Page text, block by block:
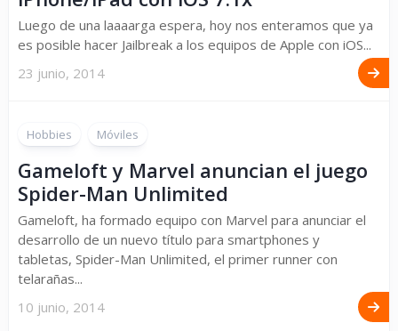
Luego de una laaaarga espera, hoy nos enteramos que ya
es posible hacer Jailbreak a los equipos de Apple con iOS...
23 junio, 2014
Hobbies Móviles
Gameloft y Marvel anuncian el juego
Spider-Man Unlimited
Gameloft, ha formado equipo con Marvel para anunciar el
desarrollo de un nuevo título para smartphones y
tabletas, Spider-Man Unlimited, el primer runner con
telarañas...
10 junio, 2014